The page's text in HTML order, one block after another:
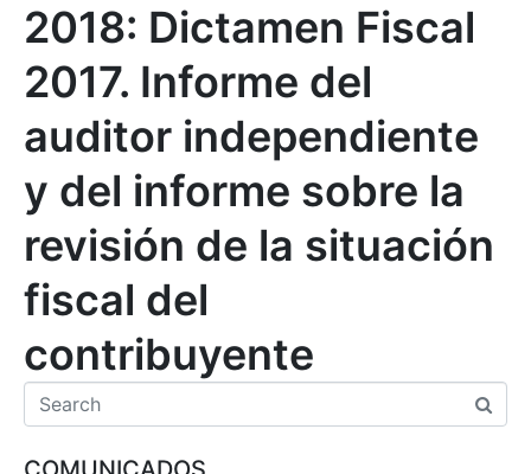
2018: Dictamen Fiscal
2017. Informe del
auditor independiente
y del informe sobre la
revisión de la situación
fiscal del
contribuyente